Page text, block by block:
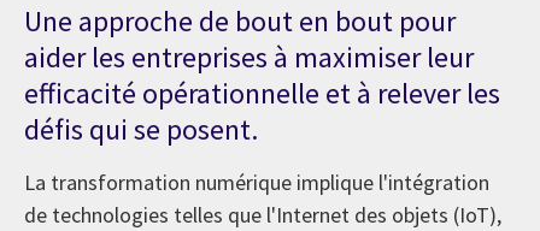
Une approche de bout en bout pour
aider les entreprises à maximiser leur
efficacité opérationnelle et à relever les
défis qui se posent.
La transformation numérique implique l'intégration
de technologies telles que l'Internet des objets (IoT),